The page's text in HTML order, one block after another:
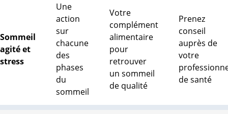
Sommeil
agité et
stress
Une
action
sur
chacune
des
phases
du
sommeil
Votre
complément
alimentaire
pour
retrouver
un sommeil
de qualité
Prenez
conseil
auprès de
votre
de santé